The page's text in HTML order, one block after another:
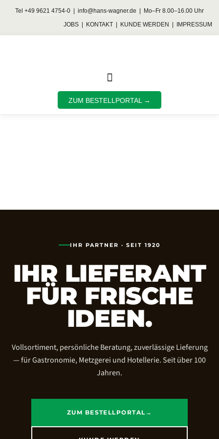
Tel +49 9621 4754-0 info@hans-wagner.de | Mo–Fr 8.00–16.00 Uhr
JOBS
KONTAKT KUNDE WERDEN IMPRESSUM
ZUM BESTELLPORTAL →
HANS WAGNER
IHR PARTNER · SEIT 1920
IHR LIEFERANT
FÜR FRISCHE
IDEEN.
Vollsortiment, persönliche Beratung, zuverlässige Lieferung
— für Gastronomie, Metzgerei und Hotellerie. Seit über 100
Jahren.
ZUM BESTELLPORTAL →